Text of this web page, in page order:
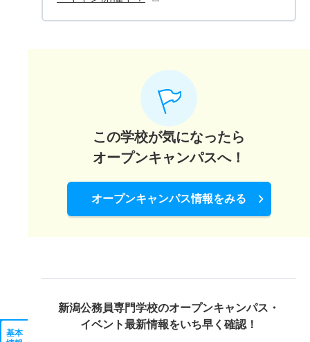
基本
この学校が気になったら
オープンキャンパスへ！
オープンキャンパス情報をみる
新潟公務員専門学校のオープンキャンパス・
イベント最新情報をいち早く確認！